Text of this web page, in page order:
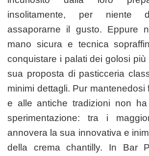
insolitamente, per niente
assaporarne il gusto. Eppure
mano sicura e tecnica
conquistare i palati dei golosi
sua proposta di pasticceria
minimi dettagli. Pur mantenedosi
e alle antiche tradizioni non
sperimentazione: tra i
annovera la sua innovativa e
della crema chantilly. In Bar